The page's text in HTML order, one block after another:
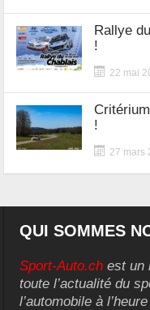
Rallye
!
22 mai
!
27 mars
QUI SOMMES
Sport-Auto.ch est un
toute l’actualité du
l’automobile à